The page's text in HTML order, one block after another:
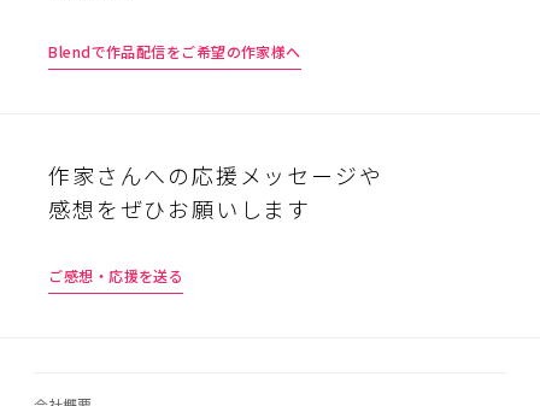
Blendで作品配信をご希望の作家様へ
作家さんへの応援メッセージや
感想をぜひお願いします
ご感想・応援を送る